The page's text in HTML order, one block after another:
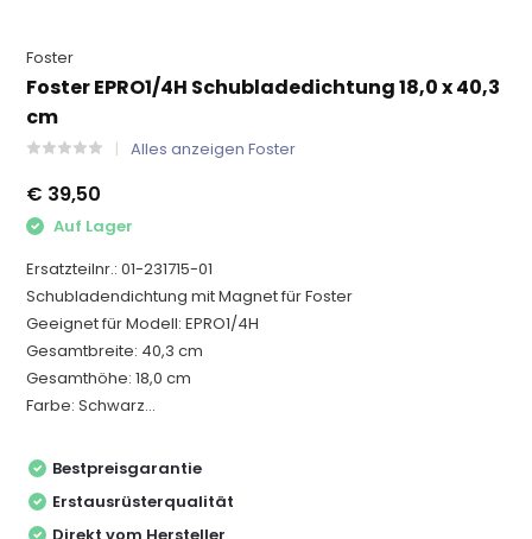
Foster
Foster EPRO1/4H Schubladedichtung 18,0 x 40,3
cm
Alles anzeigen Foster
€ 39,50
Auf Lager
Ersatzteilnr.: 01-231715-01
Schubladendichtung mit Magnet für Foster
Geeignet für Modell: EPRO1/4H
Gesamtbreite: 40,3 cm
Gesamthöhe: 18,0 cm
Farbe: Schwarz...
Bestpreisgarantie
Erstausrüsterqualität
Direkt vom Hersteller